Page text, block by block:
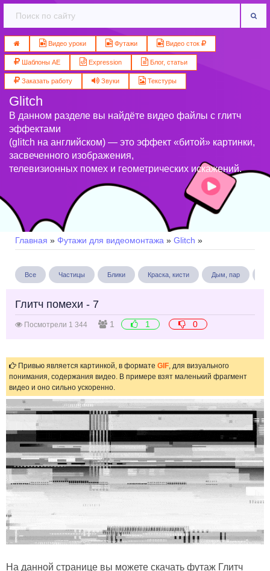
Видео уроки Футажи Видео сток
Шаблоны AE Expression Блог, статьи
Заказать работу Звуки Текстуры
Glitch
В данном разделе вы найдёте видео файлы с глитч
эффектами
(glitch на английском) — это эффект «битой» картинки,
засвеченного изображения,
телевизионных помех и геометрических искажений.
Главная » Футажи для видеомонтажа » Glitch »
Все Частицы Блики Краска, кисти Дым, пар
Глитч помехи - 7
Посмотрели 1 344 1 1 0
Привью является картинкой, в формате GIF, для визуального
понимания, содержания видео. В примере взят маленький фрагмент
видео и оно сильно ускоренно.
На данной странице вы можете скачать футаж Глитч